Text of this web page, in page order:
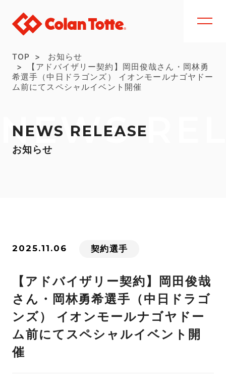
TOP
お知らせ
【アドバイザリー契約】岡田俊哉さん・岡林勇
希選手（中日ドラゴンズ） イオンモールナゴヤドー
ム前にてスペシャルイベント開催
NEWS RELEASE
お知らせ
NEWS
2025.11.06 契約選手
【アドバイザリー契約】岡田俊哉
さん・岡林勇希選手（中日ドラゴ
ンズ） イオンモールナゴヤドー
ム前にてスペシャルイベント開
催